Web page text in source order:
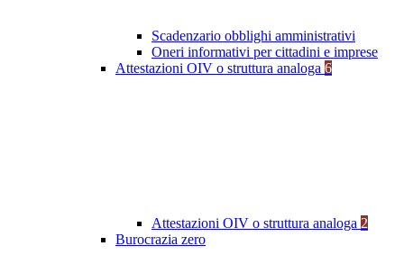
Scadenzario obblighi amministrativi
Oneri informativi per cittadini e imprese
Attestazioni OIV o struttura analoga 6
Attestazioni OIV o struttura analoga 2
Burocrazia zero